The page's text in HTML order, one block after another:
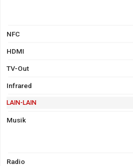
NFC
HDMI
TV-Out
Infrared
LAIN-LAIN
Musik
Radio